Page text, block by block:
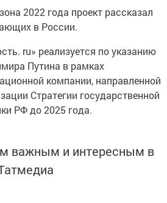
2022 года проект рассказал
в России.
ru» реализуется по указанию
Путина в рамках
компании, направленной
Стратегии государственной
РФ до 2025 года.
важным и интересным в